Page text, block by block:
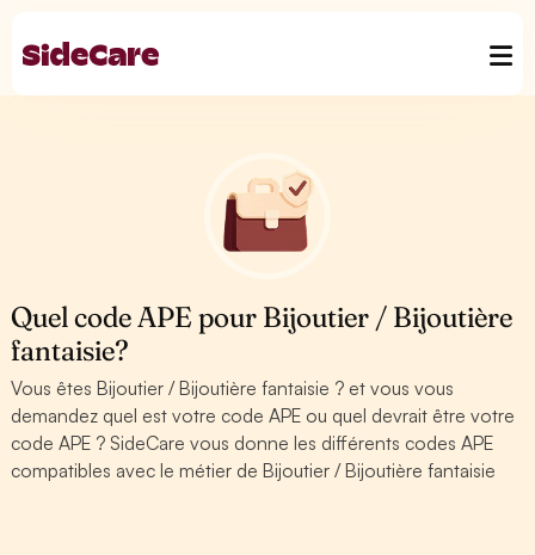
Quel code APE pour Bijoutier / Bijoutière
fantaisie?
Vous êtes Bijoutier / Bijoutière fantaisie ? et vous vous
demandez quel est votre code APE ou quel devrait être votre
code APE ? SideCare vous donne les différents codes APE
compatibles avec le métier de Bijoutier / Bijoutière fantaisie